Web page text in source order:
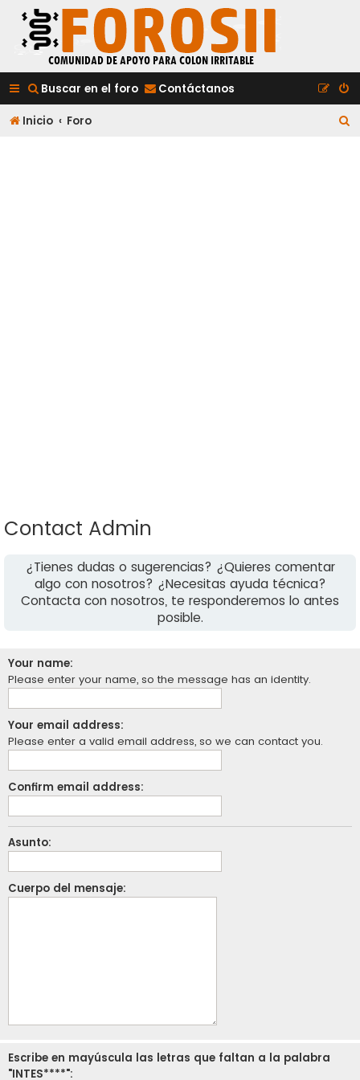
Buscar en el foro Contáctanos
Inicio Foro
Contact Admin
¿Tienes dudas o sugerencias? ¿Quieres comentar
algo con nosotros? ¿Necesitas ayuda técnica?
Contacta con nosotros, te responderemos lo antes
posible.
Your name:
Please enter your name, so the message has an identity.
Your email address:
Please enter a valid email address, so we can contact you.
Confirm email address:
Asunto:
Cuerpo del mensaje:
Escribe en mayúscula las letras que faltan a la palabra
"INTES****":